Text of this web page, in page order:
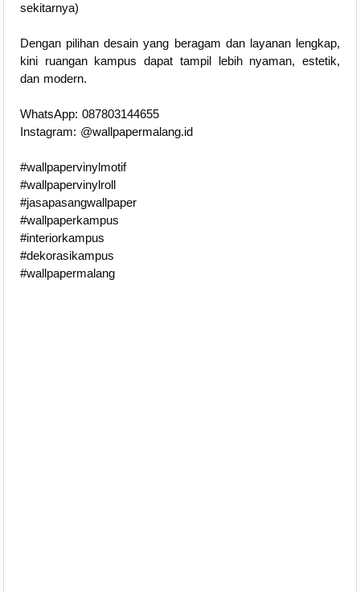
sekitarnya)
Dengan pilihan desain yang beragam dan layanan lengkap,
kini ruangan kampus dapat tampil lebih nyaman, estetik,
dan modern.
WhatsApp: 087803144655
Instagram: @wallpapermalang.id
#wallpapervinylmotif
#wallpapervinylroll
#jasapasangwallpaper
#wallpaperkampus
#interiorkampus
#dekorasikampus
#wallpapermalang